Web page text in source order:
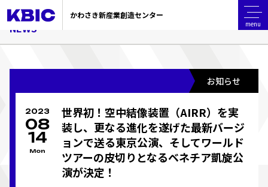
かわさき新産業創造センター
menu
世界初！空中結像装置（AIRR）を実装し、更なる進
NEWS
お知らせ
2023
08
14
Mon
世界初！空中結像装置（AIRR）を実
装し、更なる進化を遂げた最新バージ
ョンで送る東京公演、そしてワールド
ツアーの皮切りとなるベネチア凱旋公
演が決定！